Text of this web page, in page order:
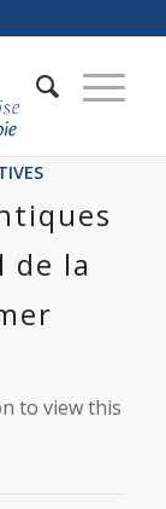
de la
to view this